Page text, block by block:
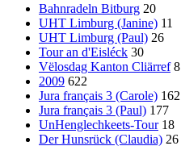
Bahnradeln Bitburg 20
UHT Limburg (Janine) 11
UHT Limburg (Paul) 26
Tour an d'Eisléck 30
Vëlosdag Kanton Cliärref 8
2009 622
Jura français 3 (Carole) 162
Jura français 3 (Paul) 177
UnHenglechkeets-Tour 18
Der Hunsrück (Claudia) 26